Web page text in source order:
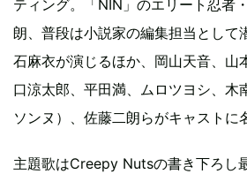
ティング。「NIN」のエリート忍者
朗、普段は小説家の編集担当として
石麻衣が演じるほか、岡山天音、山
口涼太郎、平田満、ムロツヨシ、木
ソンヌ）、佐藤二朗らがキャストに
主題歌はCreepy Nutsの書き下ろし